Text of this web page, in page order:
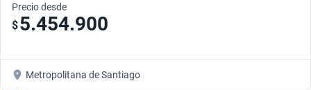
Precio desde
$5.454.900
Metropolitana de Santiago